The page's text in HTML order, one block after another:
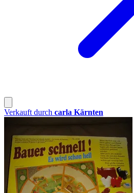
Verkauft durch carla Kärnten